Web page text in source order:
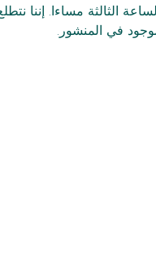
الثالثة مساءا.
في المنشور.